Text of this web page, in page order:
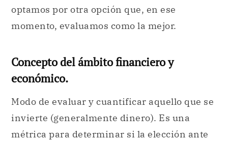
optamos por otra opción que, en ese
momento, evaluamos como la mejor.
Concepto del ámbito financiero y
económico.
Modo de evaluar y cuantificar aquello que se
invierte (generalmente dinero). Es una
métrica para determinar si la elección ante